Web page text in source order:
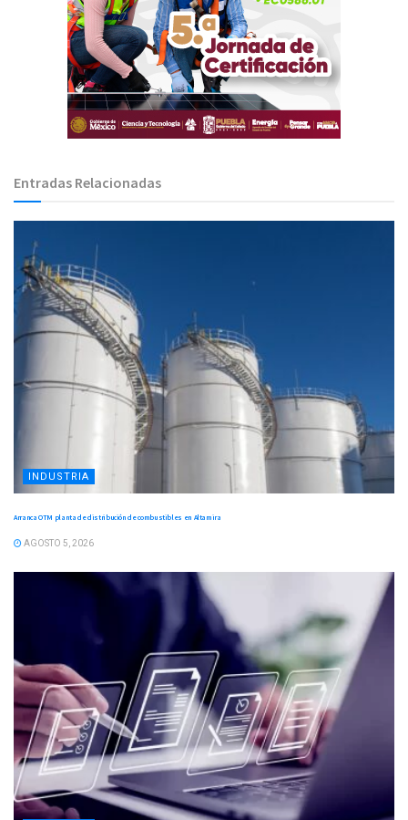
Entradas Relacionadas
INDUSTRIA
Arranca OTM planta de distribución de combustibles en Altamira
AGOSTO 5, 2026